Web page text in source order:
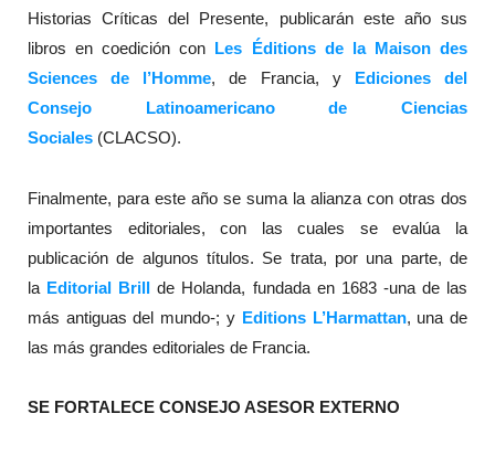
Historias Críticas del Presente, publicarán este año sus
libros en coedición con Les Éditions de la Maison des
Sciences de l’Homme, de Francia, y Edicionesdel
Consejo Latinoamericano de Ciencias
Sociales (CLACSO).
Finalmente, para este año se suma la alianza con otras dos
importantes editoriales, con las cuales se evalúa la
publicación de algunos títulos. Se trata, por una parte, de
la Editorial Brill de Holanda, fundada en 1683 -una de las
más antiguas del mundo-; y Editions L’Harmattan, una de
las más grandes editoriales de Francia.
SE FORTALECE CONSEJO ASESOR EXTERNO